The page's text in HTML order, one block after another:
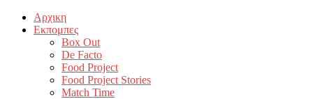
Αρχικη
Εκπομπες
Box Out
De Facto
Food Project
Food Project Stories
Match Time